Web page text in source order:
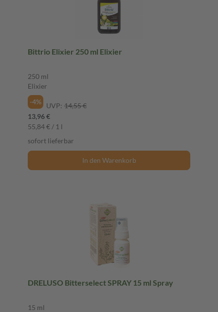
Bittrio Elixier 250 ml Elixier
250 ml
Elixier
-4%
UVP: 14,55 €
13,96 €
55,84 € / 1 l
sofort lieferbar
In den Warenkorb
DRELUSO Bitterselect SPRAY 15 ml Spray
15 ml